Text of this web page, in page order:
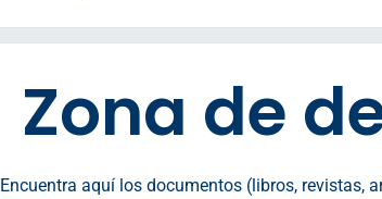
Zona de
Encuentra aquí los documentos (libros, revistas,